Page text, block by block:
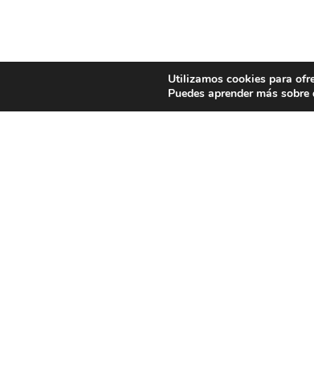
Utilizamos cookies para
Puedes aprender más